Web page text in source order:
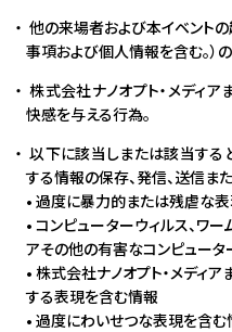
他の来場者および本イベント
事項および個人情報を含む。）の
株式会社ナノオプト・メディ
快感を与える行為。
以下に該当しまたは該当する
する情報の保存、発信、送信ま
• 過度に暴力的または残虐な
• コンピューターウィルス、ワー
アその他の有害なコンピュー
• 株式会社ナノオプト・メディ
する表現を含む情報
• 過度にわいせつな表現を含む